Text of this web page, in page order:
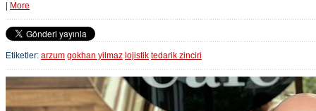
More
Etiketler: arzum gokhan yilmaz lojistik tedarik zinciri